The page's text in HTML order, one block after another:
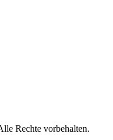
Rechte vorbehalten.